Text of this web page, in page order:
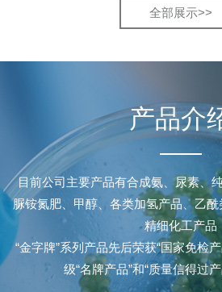
全部展示>>
产品介
目前公司主要产品有合成氨、尿素、
脲铵氮肥、甲醇、各类加氢产品、乙
精细化工产品
“金字牌”系列产品先后荣获“国家免检
级“名牌产品”和“质量信得过